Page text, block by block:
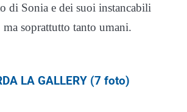
di Sonia e dei suoi instancabili
soprattutto tanto umani.
LA GALLERY (7 foto)